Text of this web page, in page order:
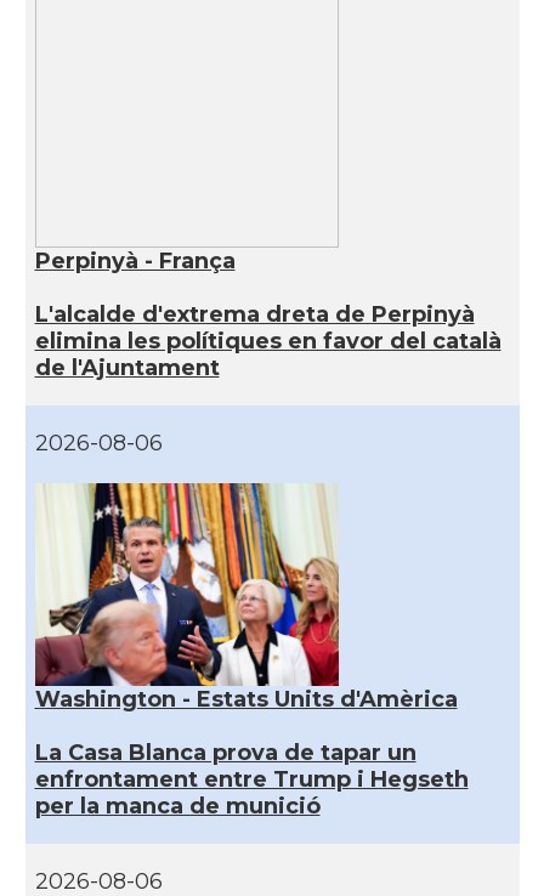
Perpinyà - França
L'alcalde d'extrema dreta de Perpinyà
elimina les polítiques en favor del català
de l'Ajuntament
2026-08-06
Washington - Estats Units d'Amèrica
La Casa Blanca prova de tapar un
enfrontament entre Trump i Hegseth
per la manca de munició
2026-08-06